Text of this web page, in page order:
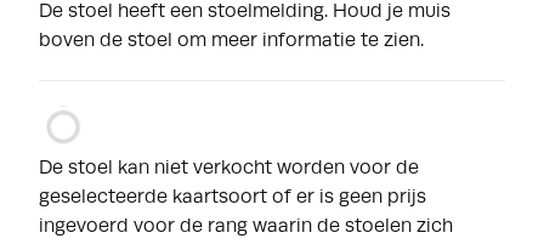
De stoel heeft een stoelmelding. Houd je muis
boven de stoel om meer informatie te zien.
De stoel kan niet verkocht worden voor de
geselecteerde kaartsoort of er is geen prijs
ingevoerd voor de rang waarin de stoelen zich